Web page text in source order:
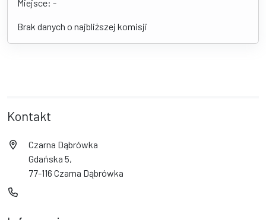
Miejsce: -
Brak danych o najbliższej komisji
Kontakt
Czarna Dąbrówka
Gdańska 5,
77-116 Czarna Dąbrówka